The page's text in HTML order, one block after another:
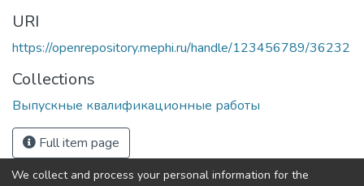
URI
https://openrepository.mephi.ru/handle/123456789/36232
Collections
Выпускные квалификационные работы
Full item page
We collect and process your personal information for the